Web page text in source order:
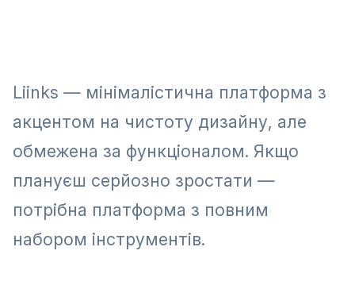
Liinks — мінімалістична платформа з
акцентом на чистоту дизайну, але
обмежена за функціоналом. Якщо
плануєш серйозно зростати —
потрібна платформа з повним
набором інструментів.